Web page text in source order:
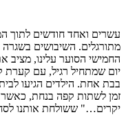
עשרים ואחד חודשים לתוך
מתורגלים. השיבושים
החמישי הסוער עלינו, מציב
יום שמתחיל רגיל, עם קערת
בבת אחת. הילדים הגיעו
זמן לשתות קפה בנחת, כאשר
יקרים…" ששולחת אותנו